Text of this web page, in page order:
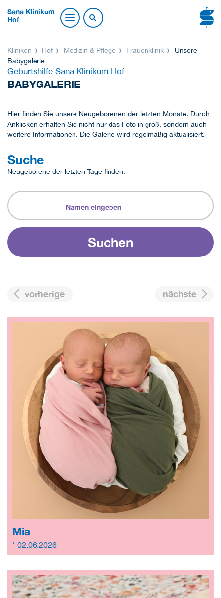
Sana Klinikum
Hof
Kliniken Hof Medizin & Pflege Frauenklinik
Unsere
Babygalerie
Geburtshilfe Sana Klinikum Hof
BABYGALERIE
Hier finden Sie unsere Neugeborenen der letzten Monate. Durch
Anklicken erhalten Sie nicht nur das Foto in groß, sondern auch
weitere Informationen. Die Galerie wird regelmäßig aktualisiert.
Suche
Neugeborene der letzten Tage finden:
vorherige nächste
Mia
* 02.06.2026